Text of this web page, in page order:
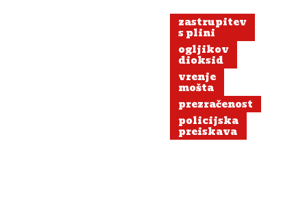
tvegajo
vse
in
kakšne
so
posledice?
zastrupitev
s plini
ogljikov
dioksid
vrenje
mošta
prezračenost
policijska
preiskava